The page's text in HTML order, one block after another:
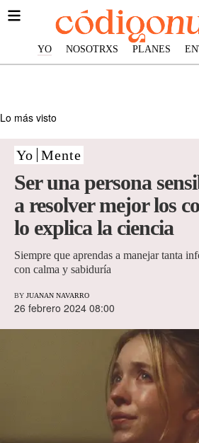
YO NOSOTRXS PLANES
Lo más visto
Yo Mente
Ser una persona
a resolver mejor los
lo explica la ciencia
Siempre que aprendas a manejar tanta
con calma y sabiduría
BY JUANAN NAVARRO
26 febrero 2024 08:00